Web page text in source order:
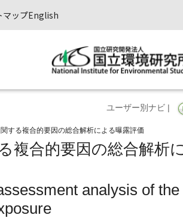
マップEnglish
ユーザー別ナビ |
する複合的要因の総合解析による曝露評価
複合的要因の総合解析
analysis of